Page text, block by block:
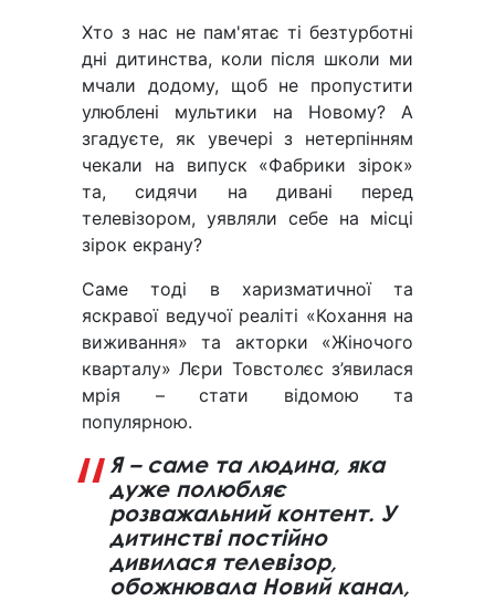
Хто з нас не пам'ятає ті безтурботні
дні дитинства, коли після школи ми
мчали додому, щоб не пропустити
улюблені мультики на Новому? А
згадуєте, як увечері з нетерпінням
чекали на випуск «Фабрики зірок»
та, сидячи на дивані перед
телевізором, уявляли себе на місці
зірок екрану?
Саме тоді в харизматичної та
яскравої ведучої реаліті «Кохання на
виживання» та акторки «Жіночого
кварталу» Лєри Товстолєс з’явилася
мрія – стати відомою та
популярною.
Я – саме та людина, яка
дуже полюбляє
розважальний контент. У
дитинстві постійно
дивилася телевізор,
обожнювала Новий канал,